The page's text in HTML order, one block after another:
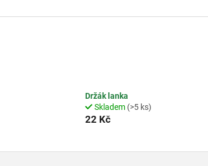
Držák lanka
Skladem (>5 ks)
22 Kč